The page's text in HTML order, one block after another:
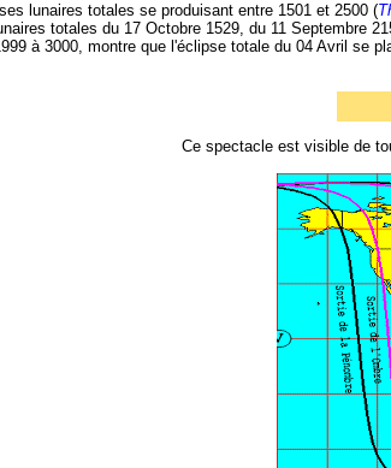
lunaires totales se produisant entre 1501 et 2500 (
totales du 17 Octobre 1529, du 11 Septembre
à 3000, montre que l'éclipse totale du 04 Avril se
Ce spectacle est visible de